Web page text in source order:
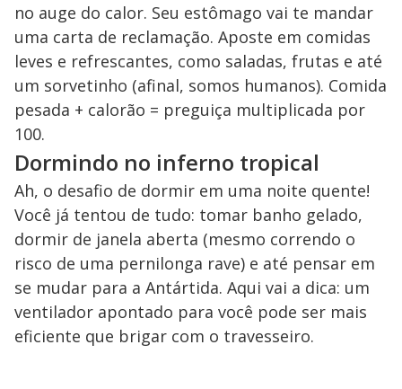
no auge do calor. Seu estômago vai te mandar
uma carta de reclamação. Aposte em comidas
leves e refrescantes, como saladas, frutas e até
um sorvetinho (afinal, somos humanos). Comida
pesada + calorão = preguiça multiplicada por
100.
Dormindo no inferno tropical
Ah, o desafio de dormir em uma noite quente!
Você já tentou de tudo: tomar banho gelado,
dormir de janela aberta (mesmo correndo o
risco de uma pernilonga rave) e até pensar em
se mudar para a Antártida. Aqui vai a dica: um
ventilador apontado para você pode ser mais
eficiente que brigar com o travesseiro.